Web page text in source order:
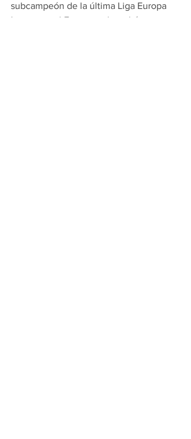
subcampeón de la última Liga Europa
League, y el Feyenoord tendrá que